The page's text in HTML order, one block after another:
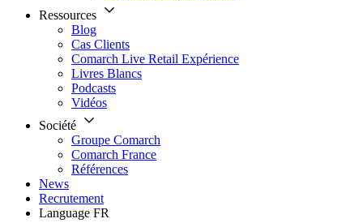
Ressources
Blog
Cas Clients
Comarch Live Retail Expérience
Livres Blancs
Podcasts
Vidéos
Société
Groupe Comarch
Comarch France
Références
News
Recrutement
Language FR